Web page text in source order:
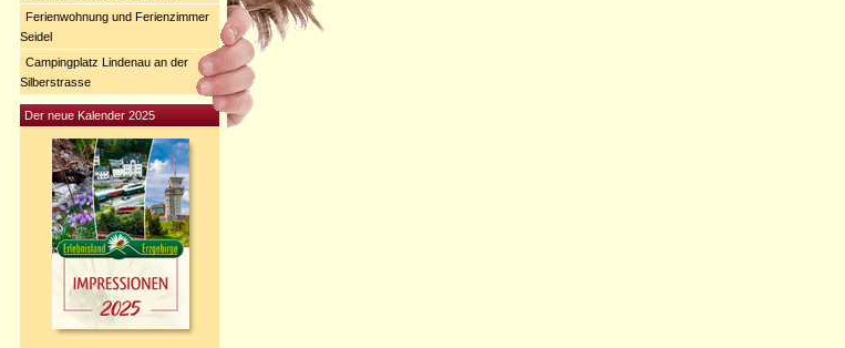
Ferienwohnung und Ferienzimmer
Seidel
Campingplatz Lindenau an der
Silberstrasse
Der neue Kalender 2025